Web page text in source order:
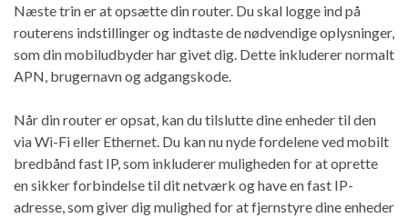
Næste trin er at opsætte din router. Du skal logge ind på
routerens indstillinger og indtaste de nødvendige oplysninger,
som din mobiludbyder har givet dig. Dette inkluderer normalt
APN, brugernavn og adgangskode.
Når din router er opsat, kan du tilslutte dine enheder til den
via Wi-Fi eller Ethernet. Du kan nu nyde fordelene ved mobilt
bredbånd fast IP, som inkluderer muligheden for at oprette
en sikker forbindelse til dit netværk og have en fast IP-
adresse, som giver dig mulighed for at fjernstyre dine enheder